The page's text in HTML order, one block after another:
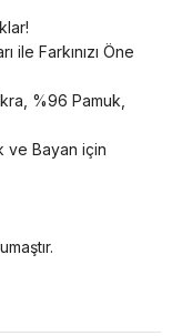
ile Farkınızı Öne
%96 Pamuk,
ve Bayan için